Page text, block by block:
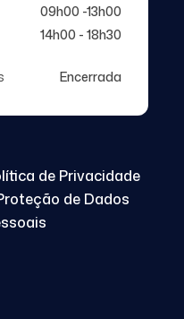
09h00 -13h00
14h00 - 18h30
Encerrada
de Privacidade
de Dados